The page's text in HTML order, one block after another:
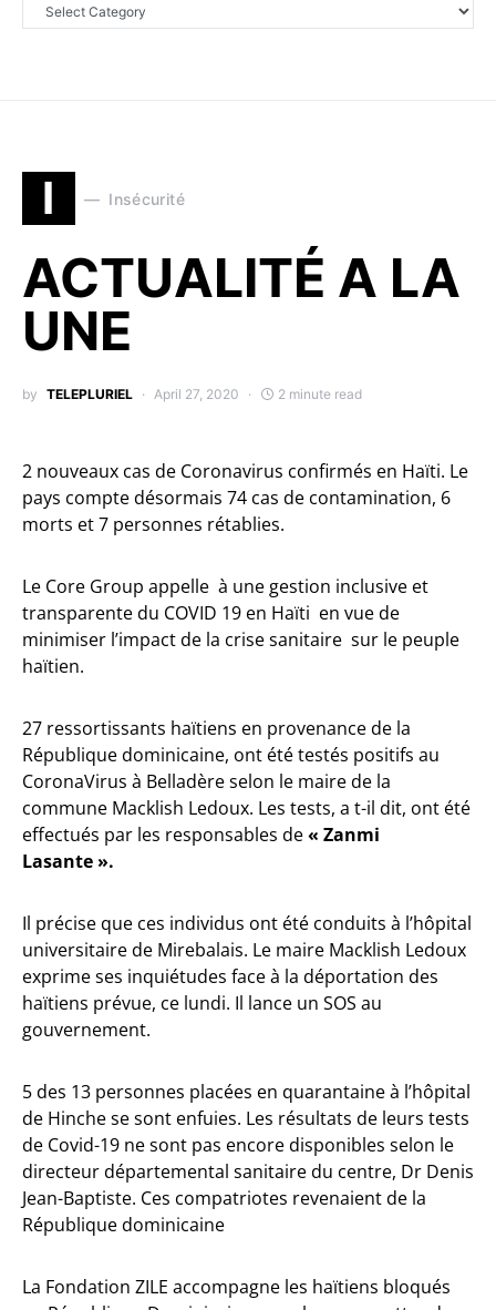
I Insécurité
ACTUALITÉ A LA
UNE
by TELEPLURIEL April 27, 2020 2 minute read
2 nouveaux cas de Coronavirus confirmés en Haïti. Le
pays compte désormais 74 cas de contamination, 6
morts et 7 personnes rétablies.
Le Core Group appelle à une gestion inclusive et
transparente du COVID 19 en Haïti en vue de
minimiser l’impact de la crise sanitaire sur le peuple
haïtien.
27 ressortissants haïtiens en provenance de la
République dominicaine, ont été testés positifs au
CoronaVirus à Belladère selon le maire de la
commune Macklish Ledoux. Les tests, a t-il dit, ont été
effectués par les responsables de« Zanmi
Lasante ».
Il précise que ces individus ont été conduits à l’hôpital
universitaire de Mirebalais. Le maire Macklish Ledoux
exprime ses inquiétudes face à la déportation des
haïtiens prévue, ce lundi. Il lance un SOS au
gouvernement.
5 des 13 personnes placées en quarantaine à l’hôpital
de Hinche se sont enfuies. Les résultats de leurs tests
de Covid-19 ne sont pas encore disponibles selon le
directeur départemental sanitaire du centre, Dr Denis
Jean-Baptiste. Ces compatriotes revenaient de la
République dominicaine
La Fondation ZILE accompagne les haïtiens bloqués